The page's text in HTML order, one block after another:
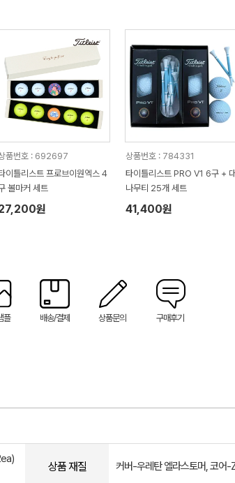
품번호 : 692697
이틀리스트 프로브이원엑스 4
볼마커 세트
원
상품번호 : 784331
타이틀리스트 PRO V1 6구 + 대
나무티 25개 세트
41,400원
플 배송/결제 상품문의 구매후기
상품 재질 커버-우레탄 엘라스토머, 코어-